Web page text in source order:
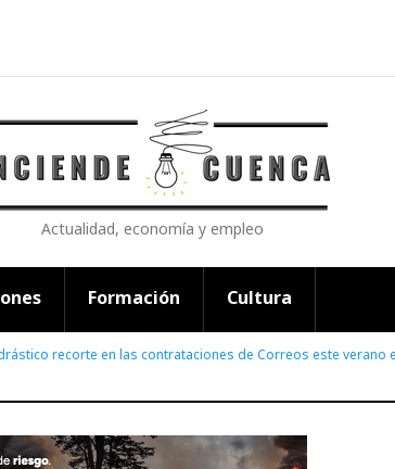
Actualidad, economía y empleo
Formación Cultura
recorte en las contrataciones de Correos este verano